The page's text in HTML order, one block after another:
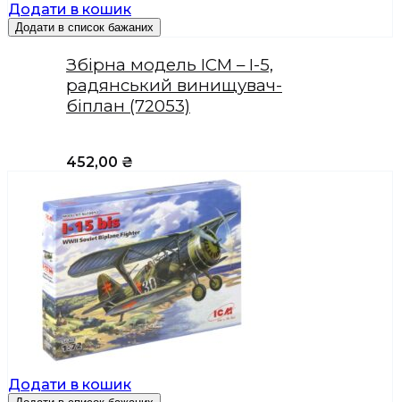
Додати в кошик
Додати в список бажаних
Збірна модель ICM – І-5,
радянський винищувач-
біплан (72053)
452,00 ₴
Додати в кошик